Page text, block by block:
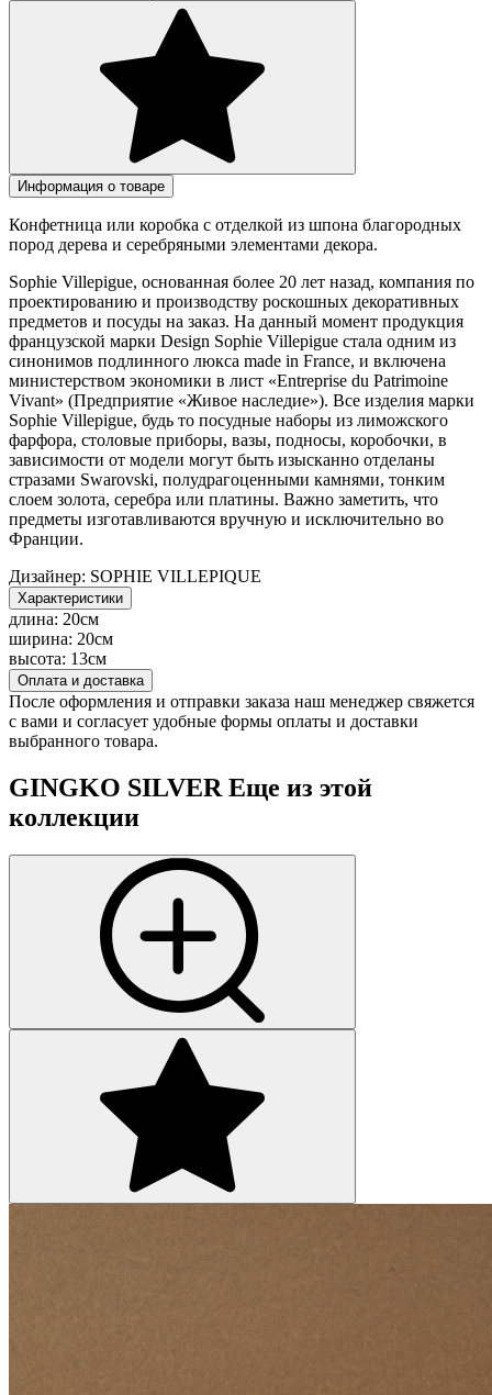
Информация о товаре
Конфетница или коробка с отделкой из шпона благородных
пород дерева и серебряными элементами декора.
Sophie Villepigue, основанная более 20 лет назад, компания по
проектированию и производству роскошных декоративных
предметов и посуды на заказ. На данный момент продукция
французской марки Design Sophie Villepigue стала одним из
синонимов подлинного люкса made in France, и включена
министерством экономики в лист «Entreprise du Patrimoine
Vivant» (Предприятие «Живое наследие»). Все изделия марки
Sophie Villepigue, будь то посудные наборы из лиможского
фарфора, столовые приборы, вазы, подносы, коробочки, в
зависимости от модели могут быть изысканно отделаны
стразами Swarovski, полудрагоценными камнями, тонким
слоем золота, серебра или платины. Важно заметить, что
предметы изготавливаются вручную и исключительно во
Франции.
Дизайнер: SOPHIE VILLEPIQUE
Характеристики
длина: 20см
ширина: 20см
высота: 13см
Оплата и доставка
После оформления и отправки заказа наш менеджер свяжется
с вами и согласует удобные формы оплаты и доставки
выбранного товара.
GINGKO SILVER Еще из этой
коллекции